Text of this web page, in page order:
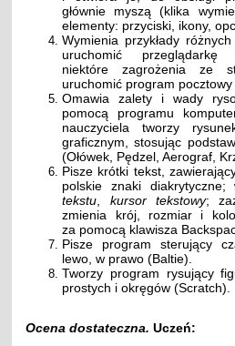
głównie myszą (klika
elementy: przyciski, ikony,
Wymienia przykłady
uruchomić przeglądarkę
niektóre zagrożenia ze
uruchomić program pocztowy
Omawia zalety i wady
pomocą programu
nauczyciela tworzy
graficznym, stosując
(Ołówek, Pędzel, Aerograf,
Pisze krótki tekst,
polskie znaki diakrytyczne;
tekstu
kursor tekstowy;
zmienia krój, rozmiar i
za pomocą klawisza
Pisze program sterujący
lewo, w prawo (Baltie).
Tworzy program rysujący
prostych i okręgów (Scratch).
Ocena dostateczna.Uczeń: